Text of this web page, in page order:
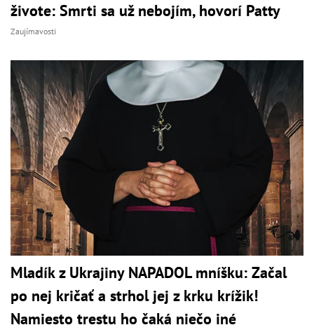
živote: Smrti sa už nebojím, hovorí Patty
Zaujímavosti
Mladík z Ukrajiny NAPADOL mníšku: Začal
po nej kričať a strhol jej z krku krížik!
Namiesto trestu ho čaká niečo iné